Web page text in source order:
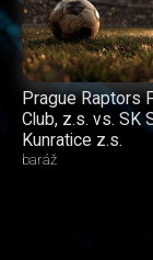
Prague Raptors
Club, z.s. vs. SK
Kunratice z.s.
baráž